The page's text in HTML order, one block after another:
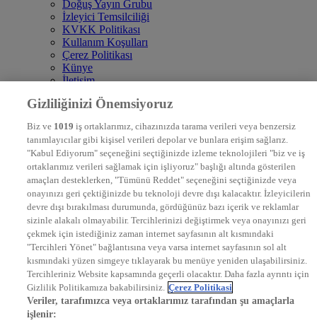
Doğuş Yayın Grubu
İzleyici Temsilciliği
KVKK Politikası
Kullanım Koşulları
Çerez Politikası
Künye
İletişim
DYG Televizyonlar
STAR
EURO STAR
KRAL POP TV
DYG Radyolar
NTV RADYO
KRAL FM
KRAL POP
EKSEN
VOYAGE
DYG Dijital
ntv.com.tr
ntvspor.net
secim.ntv.com.tr
startv.com.tr
kralmuzik.com.tr
Gizliliğinizi Önemsiyoruz
Biz ve 1019 iş ortaklarımız, cihazınızda tarama verileri veya benzersiz
tanımlayıcılar gibi kişisel verileri depolar ve bunlara erişim sağlarız.
"Kabul Ediyorum" seçeneğini seçtiğinizde izleme teknolojileri "biz ve iş
ortaklarımız verileri sağlamak için işliyoruz" başlığı altında gösterilen
amaçları desteklerken, "Tümünü Reddet" seçeneğini seçtiğinizde veya
onayınızı geri çektiğinizde bu teknoloji devre dışı kalacaktır. İzleyicilerin
devre dışı bırakılması durumunda, gördüğünüz bazı içerik ve reklamlar
sizinle alakalı olmayabilir. Tercihlerinizi değiştirmek veya onayınızı geri
çekmek için istediğiniz zaman internet sayfasının alt kısmındaki
"Tercihleri Yönet" bağlantısına veya varsa internet sayfasının sol alt
kısmındaki yüzen simgeye tıklayarak bu menüye yeniden ulaşabilirsiniz.
Tercihleriniz Website kapsamında geçerli olacaktır. Daha fazla ayrıntı için
Gizlilik Politikamıza bakabilirsiniz. Çerez Politikasi
Veriler, tarafımızca veya ortaklarımız tarafından şu amaçlarla
işlenir: